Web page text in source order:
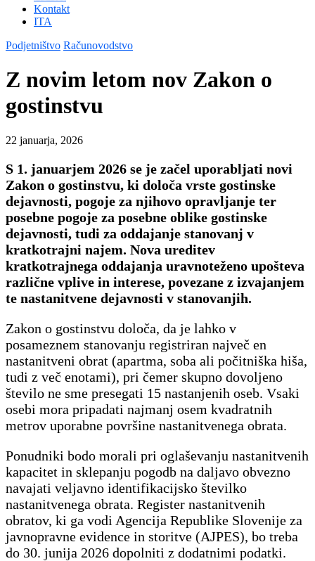
Kontakt
ITA
Podjetništvo Računovodstvo
Z novim letom nov Zakon o
gostinstvu
22 januarja, 2026
S 1. januarjem 2026 se je začel uporabljati novi
Zakon o gostinstvu, ki določa vrste gostinske
dejavnosti, pogoje za njihovo opravljanje ter
posebne pogoje za posebne oblike gostinske
dejavnosti, tudi za oddajanje stanovanj v
kratkotrajni najem. Nova ureditev
kratkotrajnega oddajanja uravnoteženo upošteva
različne vplive in interese, povezane z izvajanjem
te nastanitvene dejavnosti v stanovanjih.
Zakon o gostinstvu določa, da je lahko v
posameznem stanovanju registriran največ en
nastanitveni obrat (apartma, soba ali počitniška hiša,
tudi z več enotami), pri čemer skupno dovoljeno
število ne sme presegati 15 nastanjenih oseb. Vsaki
osebi mora pripadati najmanj osem kvadratnih
metrov uporabne površine nastanitvenega obrata.
Ponudniki bodo morali pri oglaševanju nastanitvenih
kapacitet in sklepanju pogodb na daljavo obvezno
navajati veljavno identifikacijsko številko
nastanitvenega obrata. Register nastanitvenih
obratov, ki ga vodi Agencija Republike Slovenije za
javnopravne evidence in storitve (AJPES), bo treba
do 30. junija 2026 dopolniti z dodatnimi podatki.